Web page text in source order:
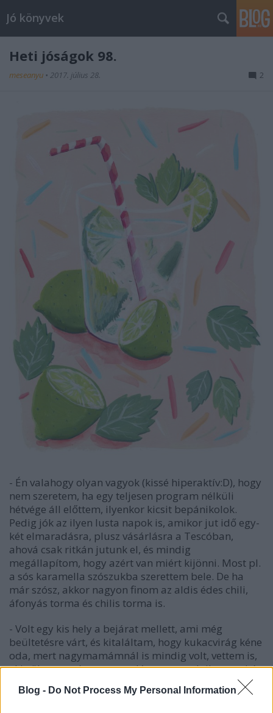
Blog - Do Not Process My Personal Information
Jó könyvek
Heti jóságok 98.
meseanyu • 2017. július 28. 2
- Én valahogy olyan vagyok (kissé hiperaktív:D), hogy
nem szeretem, ha egy teljesen program nélküli
hétvége áll előttem, ilyenkor kicsit bepánikolok.
Pedig jók az ilyen lusta napok is, amikor jut idő egy-
két elmaradásra, plusz vásárlásra a Tescóban,
ahová csak ritkán jutunk el, és mindig
megállapítom, hogy azért van miért kijönni. Most pl.
a sós karamella szószukba szerettem bele. De ha
már szósz, akkor nagyon finom az aldis édes chili,
áfonyás torma és chilis torma is.
- Volt egy kis hely a bejárat mellett, ami még
beültetésre várt, és kitaláltam, hogy kukacvirág kéne
oda, mert nagymamámnál is mindig volt, vettem is,
el is ültettem, és most csodásan nosztalgikusan virít,